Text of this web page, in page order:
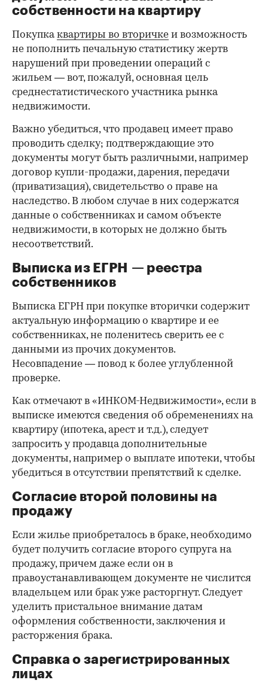
собственности на квартиру
Покупкаквартиры во вторичке и возможность
не пополнить печальную статистику жертв
нарушений при проведении операций с
жильем — вот, пожалуй, основная цель
среднестатистического участника рынка
недвижимости.
Важно убедиться, что продавец имеет право
проводить сделку; подтверждающие это
документы могут быть различными, например
договор купли-продажи, дарения, передачи
(приватизация), свидетельство о праве на
наследство. В любом случае в них содержатся
данные о собственниках и самом объекте
недвижимости, в которых не должно быть
несоответствий.
Выписка из ЕГРН — реестра
собственников
Выписка ЕГРН при покупке вторички содержит
актуальную информацию о квартире и ее
собственниках, не поленитесь сверить ее с
данными из прочих документов.
Несовпадение — повод к более углубленной
проверке.
Как отмечают в «ИНКОМ-Недвижимости», если в
выписке имеются сведения об обременениях на
квартиру (ипотека, арест и т.д.), следует
запросить у продавца дополнительные
документы, например о выплате ипотеки, чтобы
убедиться в отсутствии препятствий к сделке.
Согласие второй половины на
продажу
Если жилье приобреталось в браке, необходимо
будет получить согласие второго супруга на
продажу, причем даже если он в
правоустанавливающем документе не числится
владельцем или брак уже расторгнут. Следует
уделить пристальное внимание датам
оформления собственности, заключения и
расторжения брака.
Справка о зарегистрированных
лицах